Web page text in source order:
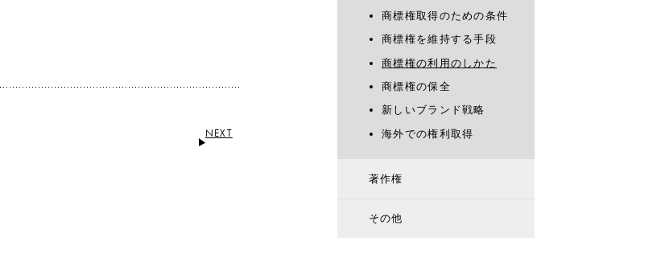
NEXT
商標権取得のための条件
商標権を維持する手段
商標権の利用のしかた
商標権の保全
新しいブランド戦略
海外での権利取得
著作権
その他